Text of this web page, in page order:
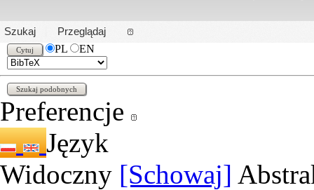
PL|EN
Szukaj
Przeglądaj
PL
EN
Preferencje
Język
Widoczny [Schowaj]